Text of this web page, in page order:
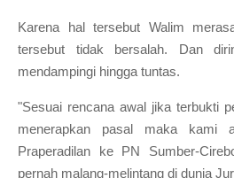
Karena hal tersebut Walim
tersebut tidak bersalah. Dan
mendampingi hingga tuntas.
"Sesuai rencana awal jika terbukti
menerapkan pasal maka kami
Praperadilan ke PN Sumber-
pernah malang-melintang di dunia